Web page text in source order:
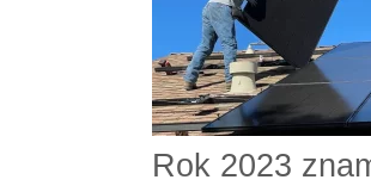
Rok 2023